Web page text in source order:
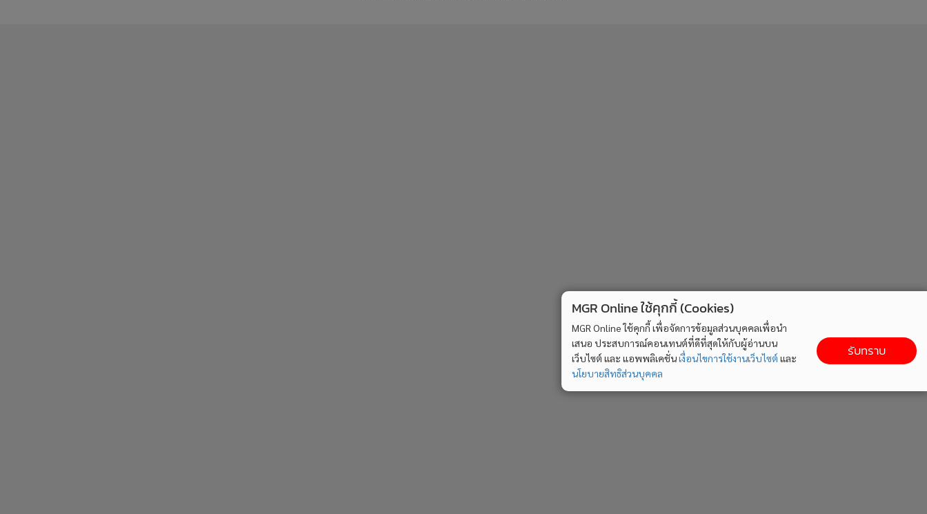
MGR Online ใช้คุกกี้ (Cookies)
MGR Online ใช้คุกกี้ เพื่อจัดการข้อมูลส่วนบุคคลเพื่อนำ
เสนอ ประสบการณ์คอนเทนต์ที่ดีที่สุดให้กับผู้อ่านบน
เว็บไซต์ และ แอพพลิเคชั่นเงื่อนไขการใช้งานเว็บไซต์ และ
นโยบายสิทธิส่วนบุคคล
รับทราบ